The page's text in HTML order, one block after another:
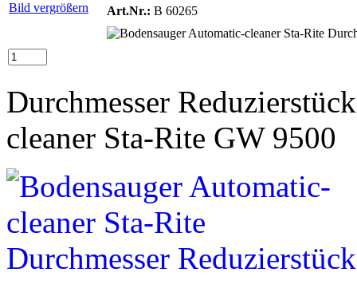
Bild vergrößern
Art.Nr.: B 60265
Durchmesser
cleaner Sta-Rite GW 9500